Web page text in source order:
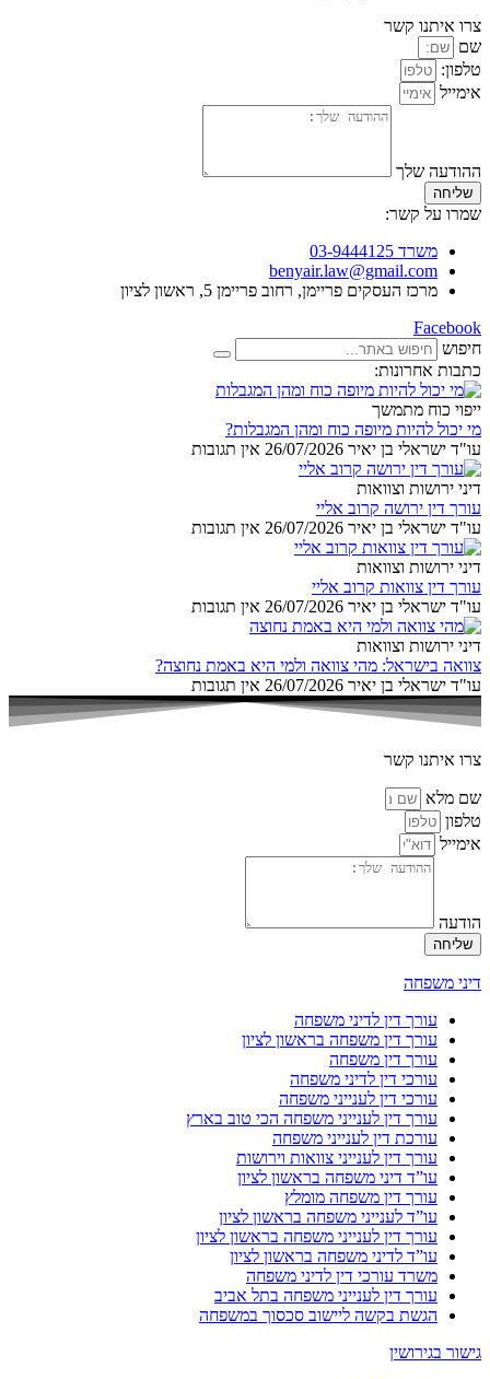
צרו איתנו קשר
שם
טלפון:
אימייל
ההודעה שלך
שליחה
שמרו על קשר:
משרד 03-9444125
benyair.law@gmail.com
מרכז העסקים פריימן, רחוב פריימן 5, ראשון לציון
Facebook
חיפוש
כתבות אחרונות:
ייפוי כוח מתמשך
מי יכול להיות מיופה כוח ומהן המגבלות?
עו"ד ישראלי בן יאיר 26/07/2026 אין תגובות
דיני ירושות וצוואות
עורך דין ירושה קרוב אליי
עו"ד ישראלי בן יאיר 26/07/2026 אין תגובות
דיני ירושות וצוואות
עורך דין צוואות קרוב אליי
עו"ד ישראלי בן יאיר 26/07/2026 אין תגובות
דיני ירושות וצוואות
צוואה בישראל: מהי צוואה ולמי היא באמת נחוצה?
עו"ד ישראלי בן יאיר 26/07/2026 אין תגובות
צרו איתנו קשר
שם מלא
טלפון
אימייל
הודעה
שליחה
דיני משפחה
עורך דין לדיני משפחה
עורך דין משפחה בראשון לציון
עורך דין משפחה
עורכי דין לדיני משפחה
עורכי דין לענייני משפחה
עורך דין לענייני משפחה הכי טוב בארץ
עורכת דין לענייני משפחה
עורך דין לענייני צוואות וירושות
עו”ד דיני משפחה בראשון לציון
עורך דין משפחה מומלץ
עו”ד לענייני משפחה בראשון לציון
עורך דין לענייני משפחה בראשון לציון
עו”ד לדיני משפחה בראשון לציון
משרד עורכי דין לדיני משפחה
עורך דין לענייני משפחה בתל אביב
הגשת בקשה ליישוב סכסוך במשפחה
גישור בגירושין